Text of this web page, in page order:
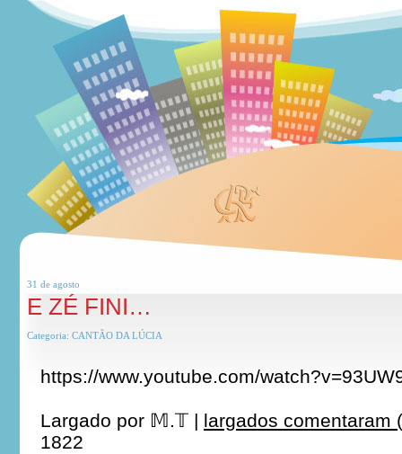
31 de agosto
E ZÉ FINI…
Categoria: CANTÃO DA LÚCIA
https://www.youtube.com/
Largado por 𝕄.𝕋 | largados comentaram
1822